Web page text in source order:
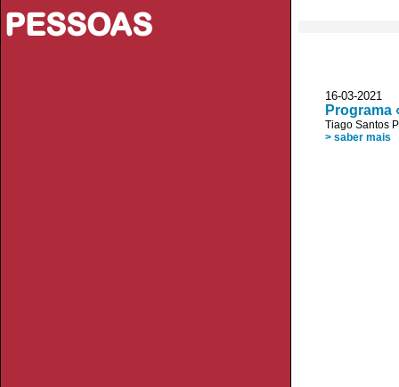
PESSOAS
16-03-
Programa
Tiago Santos
> saber mais